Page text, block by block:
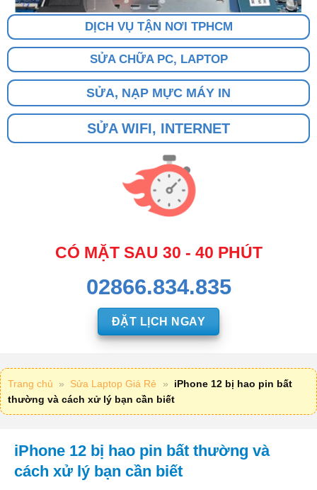
DỊCH VỤ TẬN NƠI TPHCM
SỬA CHỮA PC, LAPTOP
SỬA, NẠP MỰC MÁY IN
SỬA WIFI, INTERNET
CÓ MẶT SAU 30 - 40 PHÚT
02866.834.835
ĐẶT LỊCH NGAY
Trang chủ » Sửa Laptop Giá Rẻ »
iPhone 12 bị hao pin bất
thường và cách xử lý bạn cần biết
iPhone 12 bị hao pin bất thường và
cách xử lý bạn cần biết